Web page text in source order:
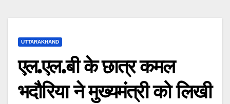
UTTARAKHAND
एल.एल.बी के छात्र कमल
भदौरिया ने मुख्यमंत्री को लिखी